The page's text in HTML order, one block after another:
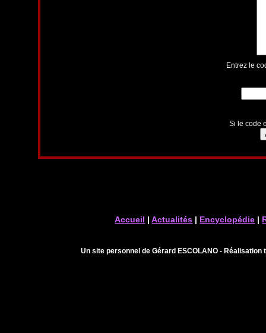
Entrez le
Si le code
Accueil |Actualités | Encyclopédie |
Un site personnel de Gérard ESCOLANO -